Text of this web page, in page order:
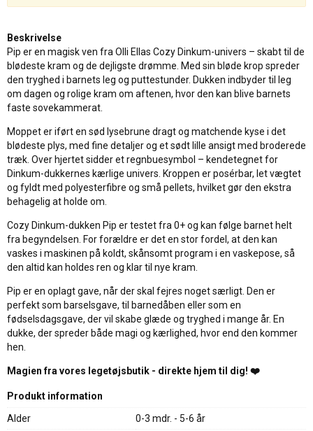
Beskrivelse
Pip er en magisk ven fra Olli Ellas Cozy Dinkum-univers – skabt til de
blødeste kram og de dejligste drømme. Med sin bløde krop spreder
den tryghed i barnets leg og puttestunder. Dukken indbyder til leg
om dagen og rolige kram om aftenen, hvor den kan blive barnets
faste sovekammerat.
Moppet er iført en sød lysebrune dragt og matchende kyse i det
blødeste plys, med fine detaljer og et sødt lille ansigt med broderede
træk. Over hjertet sidder et regnbuesymbol – kendetegnet for
Dinkum-dukkernes kærlige univers. Kroppen er posérbar, let vægtet
og fyldt med polyesterfibre og små pellets, hvilket gør den ekstra
behagelig at holde om.
Cozy Dinkum-dukken Pip er testet fra 0+ og kan følge barnet helt
fra begyndelsen. For forældre er det en stor fordel, at den kan
vaskes i maskinen på koldt, skånsomt program i en vaskepose, så
den altid kan holdes ren og klar til nye kram.
Pip er en oplagt gave, når der skal fejres noget særligt. Den er
perfekt som barselsgave, til barnedåben eller som en
fødselsdagsgave, der vil skabe glæde og tryghed i mange år. En
dukke, der spreder både magi og kærlighed, hvor end den kommer
hen.
Magien fra vores legetøjsbutik - direkte hjem til dig! ❤️
Produkt information
Alder
0-3 mdr. - 5-6 år